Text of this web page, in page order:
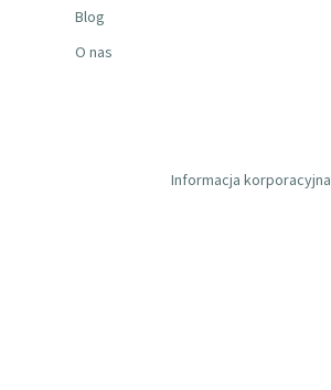
Blog
O nas
Informacja korporacyjna